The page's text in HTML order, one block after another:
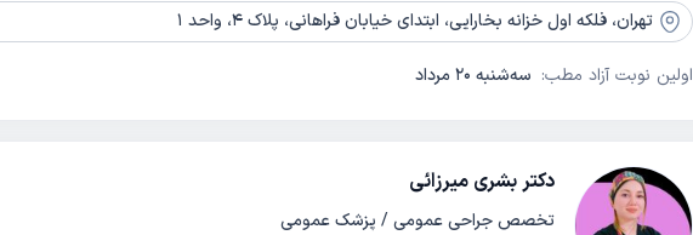
تهران، فلکه اول خزانه بخارایی، ابتدای خیابان فراهانی، پلاک 4، واحد 1
اولین نوبت آزاد مطب: سه‌شنبه 20 مرداد
دکتر بشری میرزائی
تخصص جراحی عمومی / پزشک عمومی